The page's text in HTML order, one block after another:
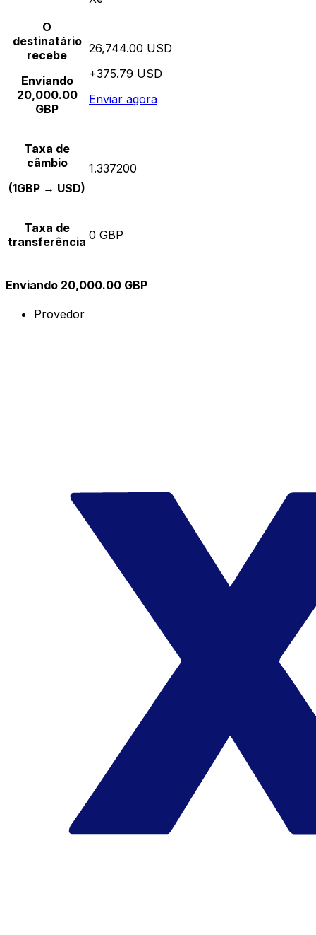
O
destinatário
recebe
Enviando
20,000.00
GBP
26,744.00 USD
+375.79 USD
Enviar agora
Taxa de
câmbio
(1GBP → USD)
1.337200
Taxa de
transferência 0 GBP
Enviando 20,000.00 GBP
Provedor